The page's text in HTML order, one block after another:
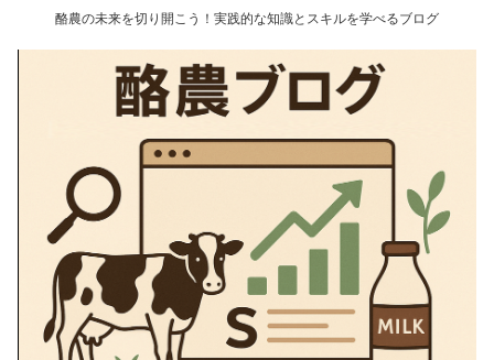
酪農の未来を切り開こう！実践的な知識とスキルを学べるブログ